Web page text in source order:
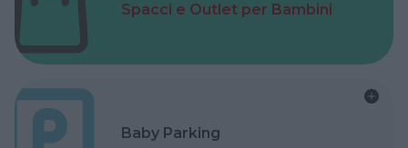
Spacci e Outlet per Bambini
Baby Parking